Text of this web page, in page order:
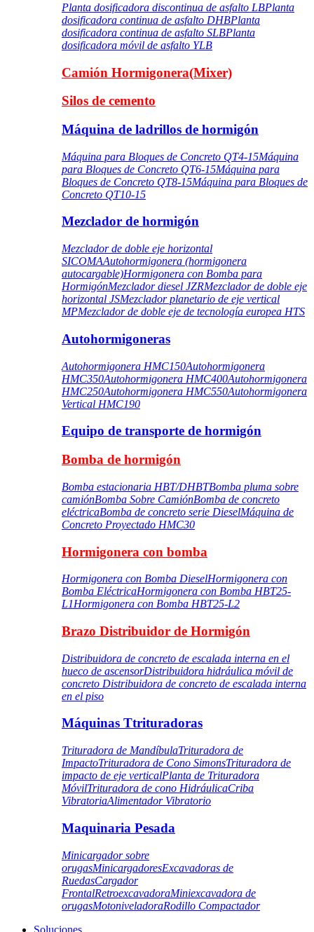
Planta dosificadora discontinua de asfalto LBPlanta
dosificadora continua de asfalto DHBPlanta
dosificadora continua de asfalto SLBPlanta
dosificadora móvil de asfalto YLB
Camión Hormigonera(Mixer)
Silos de cemento
Máquina de ladrillos de hormigón
Máquina para Bloques de Concreto QT4-15Máquina
para Bloques de Concreto QT6-15Máquina para
Bloques de Concreto QT8-15Máquina para Bloques de
Concreto QT10-15
Mezclador de hormigón
Mezclador de doble eje horizontal
SICOMAAutohormigonera (hormigonera
autocargable)Hormigonera con Bomba para
HormigónMezclador diesel JZRMezclador de doble eje
horizontal JSMezclador planetario de eje vertical
MPMezclador de doble eje de tecnología europea HTS
Autohormigoneras
Autohormigonera HMC150Autohormigonera
HMC350Autohormigonera HMC400Autohormigonera
HMC250Autohormigonera HMC550Autohormigonera
Vertical HMC190
Equipo de transporte de hormigón
Bomba de hormigón
Bomba estacionaria HBT/DHBTBomba pluma sobre
camiónBomba Sobre CamiónBomba de concreto
eléctricaBomba de concreto serie DieselMáquina de
Concreto Proyectado HMC30
Hormigonera con bomba
Hormigonera con Bomba DieselHormigonera con
Bomba EléctricaHormigonera con Bomba HBT25-
L1Hormigonera con Bomba HBT25-L2
Brazo Distribuidor de Hormigón
Distribuidora de concreto de escalada interna en el
hueco de ascensorDistribuidora hidráulica móvil de
concreto Distribuidora de concreto de escalada interna
en el piso
Máquinas Ttrituradoras
Trituradora de MandíbulaTrituradora de
ImpactoTrituradora de Cono SimonsTrituradora de
impacto de eje verticalPlanta de Trituradora
MóvilTrituradora de cono HidráulicaCriba
VibratoriaAlimentador Vibratorio
Maquinaria Pesada
Minicargador sobre
orugasMinicargadoresExcavadoras de
RuedasCargador
FrontalRetroexcavadoraMiniexcavadora de
orugasMotoniveladoraRodillo Compactador
Soluciones